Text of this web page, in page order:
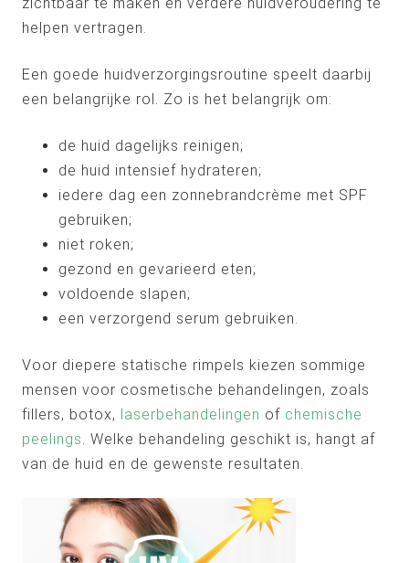
helpen vertragen.
Een goede huidverzorgingsroutine speelt daarbij
een belangrijke rol. Zo is het belangrijk om:
de huid dagelijks reinigen;
de huid intensief hydrateren;
iedere dag een zonnebrandcrème met SPF
gebruiken;
niet roken;
gezond en gevarieerd eten;
voldoende slapen;
een verzorgend serum gebruiken.
Voor diepere statische rimpels kiezen sommige
mensen voor cosmetische behandelingen, zoals
fillers, botox, laserbehandelingen of chemische
peelings. Welke behandeling geschikt is, hangt af
van de huid en de gewenste resultaten.